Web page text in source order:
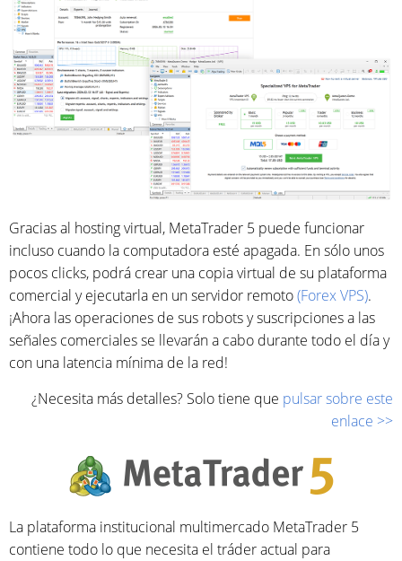
Gracias al hosting virtual, MetaTrader 5 puede funcionar
incluso cuando la computadora esté apagada. En sólo unos
pocos clicks, podrá crear una copia virtual de su plataforma
comercial y ejecutarla en un servidor remoto(Forex VPS).
¡Ahora las operaciones de sus robots y suscripciones a las
señales comerciales se llevarán a cabo durante todo el día y
con una latencia mínima de la red!
¿Necesita más detalles? Solo tiene que pulsar sobre este
enlace >>
La plataforma institucional multimercado MetaTrader 5
contiene todo lo que necesita el tráder actual para